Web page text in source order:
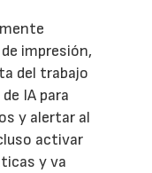
impresión,
del trabajo
IA para
y alertar al
activar
y va